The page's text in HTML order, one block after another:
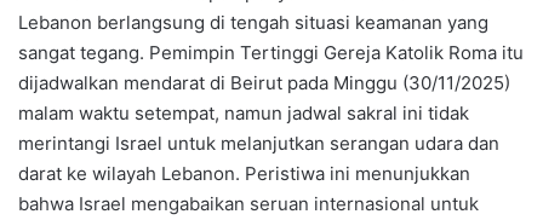
Lebanon berlangsung di tengah situasi keamanan yang
sangat tegang. Pemimpin Tertinggi Gereja Katolik Roma itu
dijadwalkan mendarat di Beirut pada Minggu (30/11/2025)
malam waktu setempat, namun jadwal sakral ini tidak
merintangi Israel untuk melanjutkan serangan udara dan
darat ke wilayah Lebanon. Peristiwa ini menunjukkan
bahwa Israel mengabaikan seruan internasional untuk